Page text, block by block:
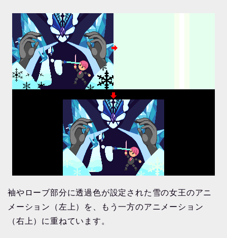
袖やローブ部分に透過色が設定された雪の女王のアニ
メーション（左上）を、もう一方のアニメーション
（右上）に重ねています。